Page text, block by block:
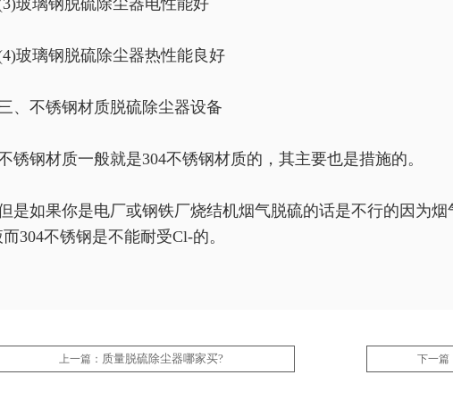
玻璃钢脱硫除尘器电性能好
玻璃钢脱硫除尘器热性能良好
、不锈钢材质脱硫除尘器设备
锈钢材质一般就是304不锈钢材质的，其主要也是措施的。
是如果你是电厂或钢铁厂烧结机烟气脱硫的话是不行的因为
304不锈钢是不能耐受Cl-的。
上一篇： 质量脱硫除尘器哪家买? 下一篇